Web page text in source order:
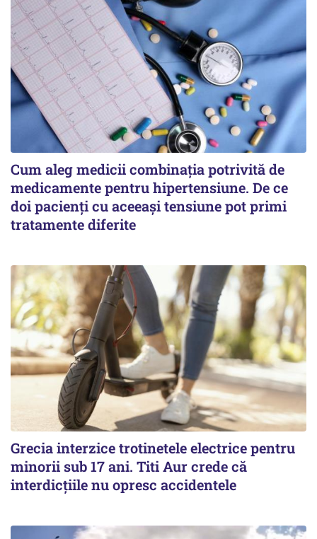
Cum aleg medicii combinația potrivită de
medicamente pentru hipertensiune. De ce
doi pacienți cu aceeași tensiune pot primi
tratamente diferite
Grecia interzice trotinetele electrice pentru
minorii sub 17 ani. Titi Aur crede că
interdicţiile nu opresc accidentele